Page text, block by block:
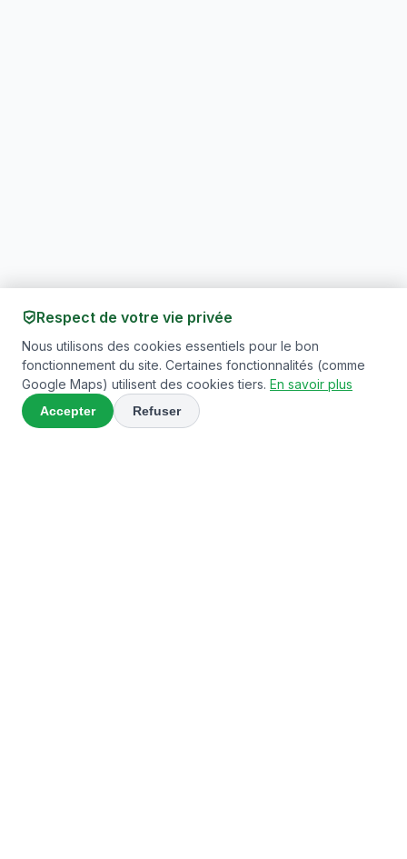
Contact
Respect de votre vie privée
Nous utilisons des cookies essentiels pour le bon
fonctionnement du site. Certaines fonctionnalités (comme
Google Maps) utilisent des cookies tiers. En savoir plus
Accepter Refuser